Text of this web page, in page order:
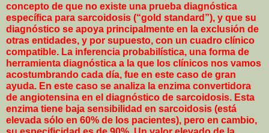
concepto de que no existe una prueba diagnóstica
específica para sarcoidosis (“gold standard”), y que su
diagnóstico se apoya principalmente en la exclusión de
otras entidades, y por supuesto, con un cuadro clínico
compatible. La inferencia probabilística, una forma de
herramienta diagnóstica a la que los clínicos nos vamos
acostumbrando cada día, fue en este caso de gran
ayuda. En este caso se analiza la enzima convertidora
de angiotensina en el diagnóstico de sarcoidosis. Esta
enzima tiene baja sensibilidad en sarcoidosis (está
elevada sólo en 60% de los pacientes), pero en cambio,